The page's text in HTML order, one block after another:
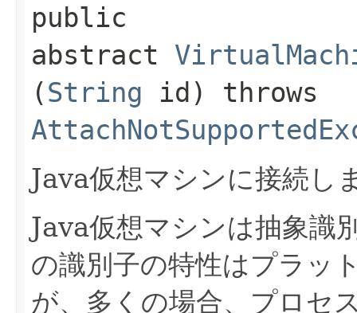
public
abstract
(String id) throws
Java仮想マシンに接続し
Java仮想マシンは抽象識
の識別子の特性はプラッ
が、多くの場合、プロセ